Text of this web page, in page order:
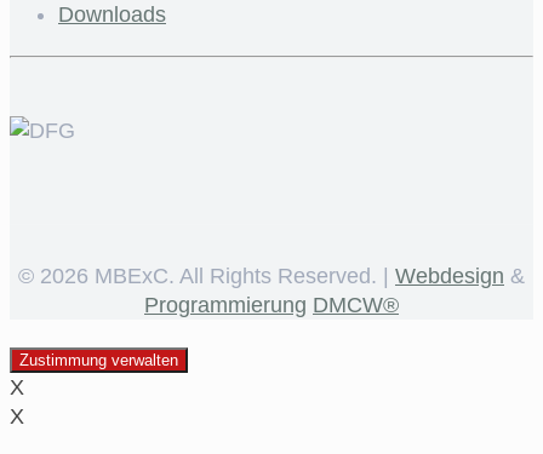
Downloads
© 2026 MBExC. All Rights Reserved. | Webdesign &
Programmierung DMCW®
Zustimmung verwalten
X
X